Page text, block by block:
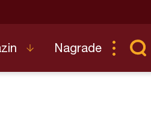
Nagrade